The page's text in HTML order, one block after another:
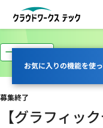
お気に入りの機能を使
一部リモート
募集終了
【グラフィッ